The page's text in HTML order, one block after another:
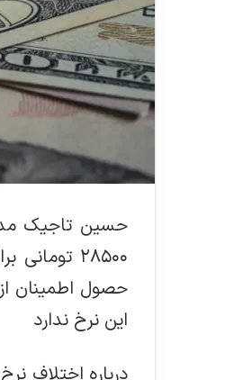
حسین تاجیک
۲۸۵۰۰
حصول اطمینان
این نرخ ندارد
درباره اختلاف